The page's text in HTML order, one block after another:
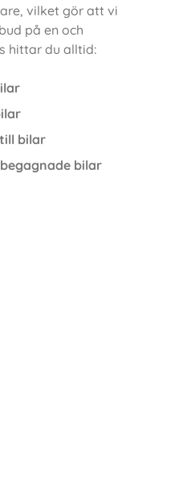
vilket gör att vi
på en och
hittar du alltid:
bilar
bilar